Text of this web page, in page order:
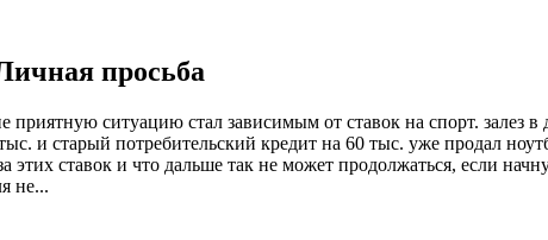
просьба
приятную ситуацию стал зависимым от ставок на спорт.
и старый потребительский кредит на 60 тыс. уже продал
этих ставок и что дальше так не может продолжаться, если
не...